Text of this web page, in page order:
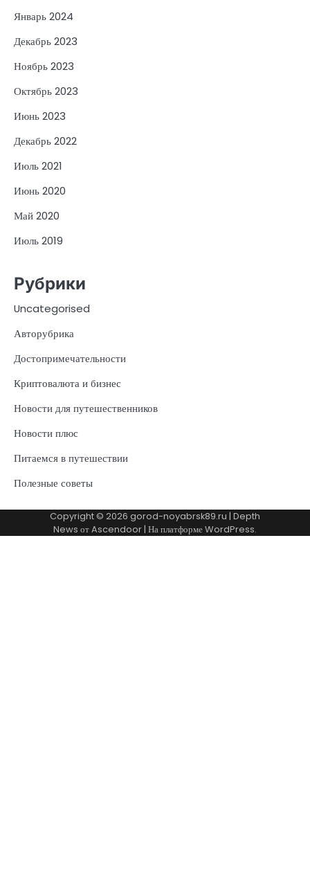
Январь 2024
Декабрь 2023
Ноябрь 2023
Октябрь 2023
Июнь 2023
Декабрь 2022
Июль 2021
Июнь 2020
Май 2020
Июль 2019
Рубрики
Uncategorised
Авторубрика
Достопримечательности
Криптовалюта и бизнес
Новости для путешественников
Новости плюс
Питаемся в путешествии
Полезные советы
Copyright © 2026 gorod-noyabrsk89.ru | Depth
News отAscendoor| На платформеWordPress.